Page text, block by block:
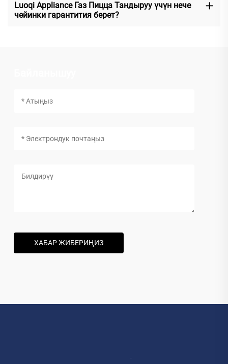
Luoqi Appliance Газ Пицца Тандыруу үчүн нече
чейинки гарантития берет?
ХАБАР ЖИБЕРИҢИЗ